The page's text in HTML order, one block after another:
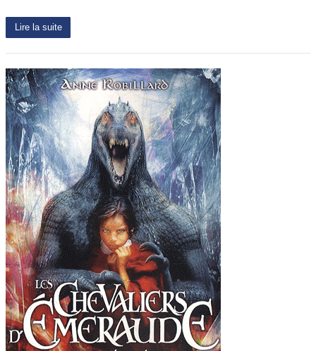
Lire la suite